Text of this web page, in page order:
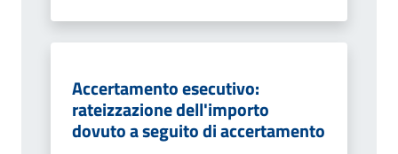
Accertamento esecutivo:
rateizzazione dell'importo
dovuto a seguito di accertamento